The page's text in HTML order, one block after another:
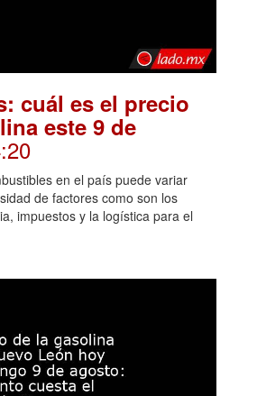
cuál es el precio
este 9 de
en el país puede variar
de factores como son los
impuestos y la logística para el